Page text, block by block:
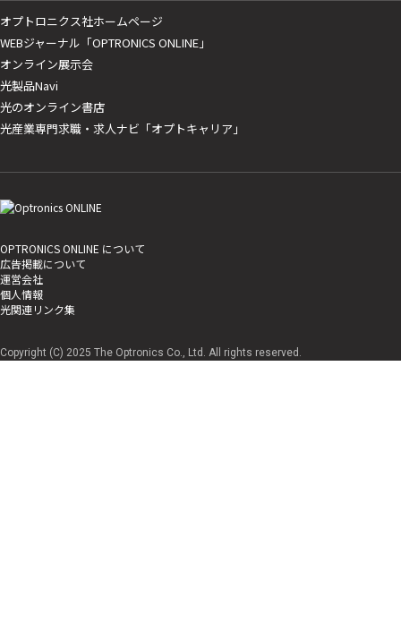
オプトロニクス社ホームページ
WEBジャーナル「OPTRONICS ONLINE」
オンライン展示会
光製品Navi
光のオンライン書店
光産業専門求職・求人ナビ「オプトキャリア」
OPTRONICS ONLINE について
広告掲載について
運営会社
個人情報
光関連リンク集
Copyright (C) 2025 The Optronics Co., Ltd. All rights reserved.